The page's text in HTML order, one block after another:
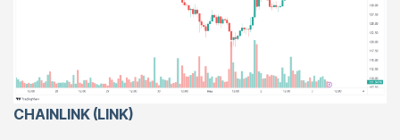
CHAINLINK (LINK)